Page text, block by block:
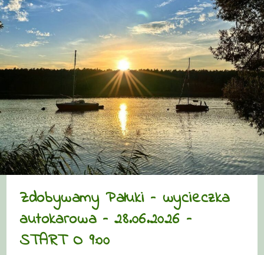
Zdobywamy Pałuki – wycieczka
autokarowa – 28.06.2026 –
START O 9:00